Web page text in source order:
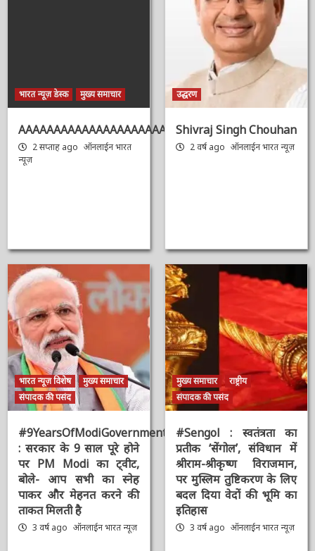
भारत न्यूज़ डेस्क मुख्य समाचार उद्धरण
भारत न्यूज़ विशेष
मुख्य समाचार
संपादक की पसंद
#9YearsOfModiGovernment
: सरकार के 9 साल पूरे होने
पर PM Modi का ट्वीट,
बोले- आप सभी का स्नेह
मुख्य समाचार
राष्ट्रीय
संपादक की पसंद
#Sengol : स्वतंत्रता का
प्रतीक ‘सेंगोल’, संविधान में
श्रीराम-श्रीकृष्ण विराजमान,
पर मुस्लिम तुष्टिकरण के